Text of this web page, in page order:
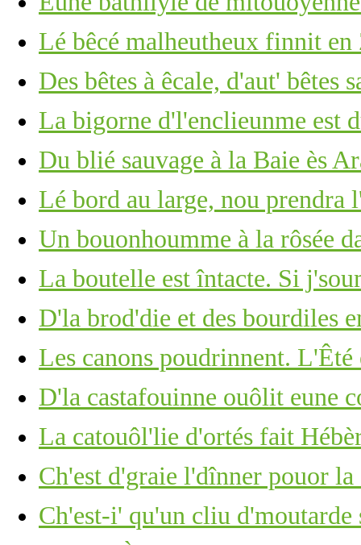
Lé bêcé malheutheux finnit en
Des bêtes à êcale, d'aut' bêtes
La bigorne d'l'enclieunme est
Du blié sauvage à la Baie ès
Lé bord au large, nou prendra
Un bouonhoumme à la rôsée
La boutelle est întacte. Si
D'la brod'die et des bourdiles
Les canons poudrinnent.
D'la castafouinne ouôlit eune
La catouôl'lie d'ortés fait
Ch'est d'graie l'dînner pouor
Ch'est-i' qu'un cliu d'moutarde